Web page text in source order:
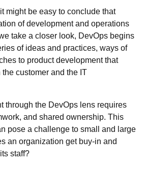
might be easy to conclude that
of development and operations
take a closer look, DevOps begins
of ideas and practices, ways of
to product development that
customer and the IT
through the DevOps lens requires
and shared ownership. This
pose a challenge to small and large
an organization get buy-in and
staff?